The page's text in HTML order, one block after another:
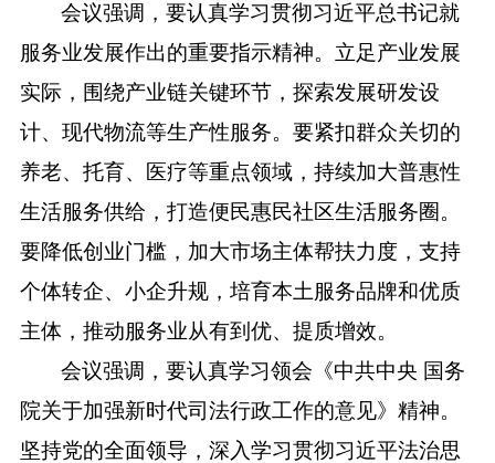
会议强调，要认真学习贯彻习近平总书记就
服务业发展作出的重要指示精神。立足产业发展
实际，围绕产业链关键环节，探索发展研发设
计、现代物流等生产性服务。要紧扣群众关切的
养老、托育、医疗等重点领域，持续加大普惠性
生活服务供给，打造便民惠民社区生活服务圈。
要降低创业门槛，加大市场主体帮扶力度，支持
个体转企、小企升规，培育本土服务品牌和优质
主体，推动服务业从有到优、提质增效。
会议强调，要认真学习领会 《中共中央 国务
院关于加强新时代司法行政工作的意见》精神。
坚持党的全面领导，深入学习贯彻习近平法治思